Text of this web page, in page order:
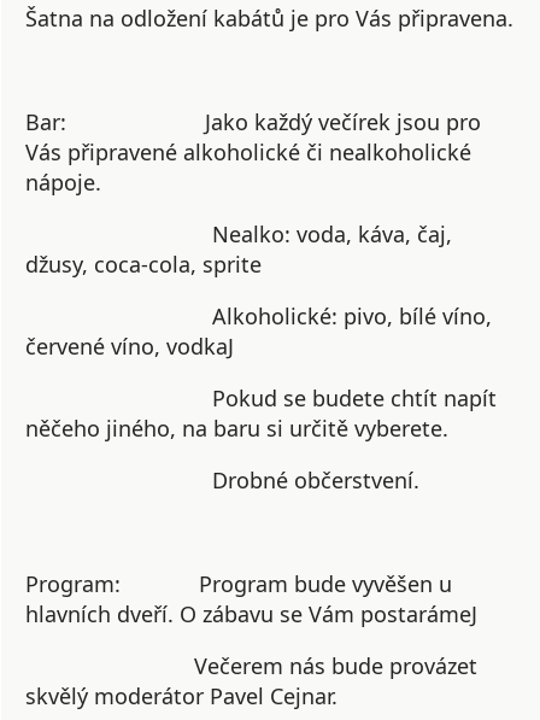
Šatna na odložení kabátů je pro Vás připravena.
Bar: Jako každý večírek jsou pro
Vás připravené alkoholické či nealkoholické
nápoje.
Nealko: voda, káva, čaj,
džusy, coca-cola, sprite
Alkoholické: pivo, bílé víno,
červené víno, vodkaJ
Pokud se budete chtít napít
něčeho jiného, na baru si určitě vyberete.
Drobné občerstvení.
Program: Program bude vyvěšen u
hlavních dveří. O zábavu se Vám postarámeJ
Večerem nás bude provázet
skvělý moderátor Pavel Cejnar.